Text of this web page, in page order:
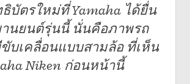
บัตรใหม่ที่ Yamaha ได้ยื่น
านยนต์รุ่นนี้ นั่นคือภาพรถ
บเคลื่อนแบบสามล้อ ที่เห็น
Niken ก่อนหน้านี้